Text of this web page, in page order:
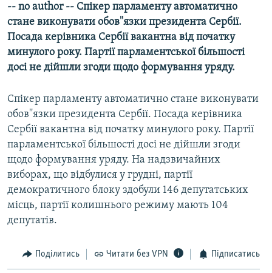
МУЛЬТИМЕДІА
ФОТО
СПЕЦПРОЄКТИ
КРИМ РЕАЛІЇ
РУС
УКР
КТАТ
ДОЛУЧАЙСЯ!
-- no author -- Спiкер парламенту автоматично
стане виконувати обов''язки президента Сербiї.
Посада керiвника Сербiї вакантна вiд початку
минулого року. Партiї парламентської бiльшостi
досi не дiйшли згоди щодо формування уряду.
Спiкер парламенту автоматично стане виконувати
обов''язки президента Сербiї. Посада керiвника
Сербiї вакантна вiд початку минулого року. Партiї
парламентської бiльшостi досi не дiйшли згоди
щодо формування уряду. На надзвичайних
виборах, що вiдбулися у груднi, партiї
демократичного блоку здобули 146 депутатських
мiсць, партiї колишнього режиму мають 104
депутатiв.
Поділитись Читати без VPN Підписатись